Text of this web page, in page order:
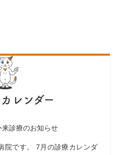
レンダー
来診療のお知らせ
院です。 7月の診療カレンダ